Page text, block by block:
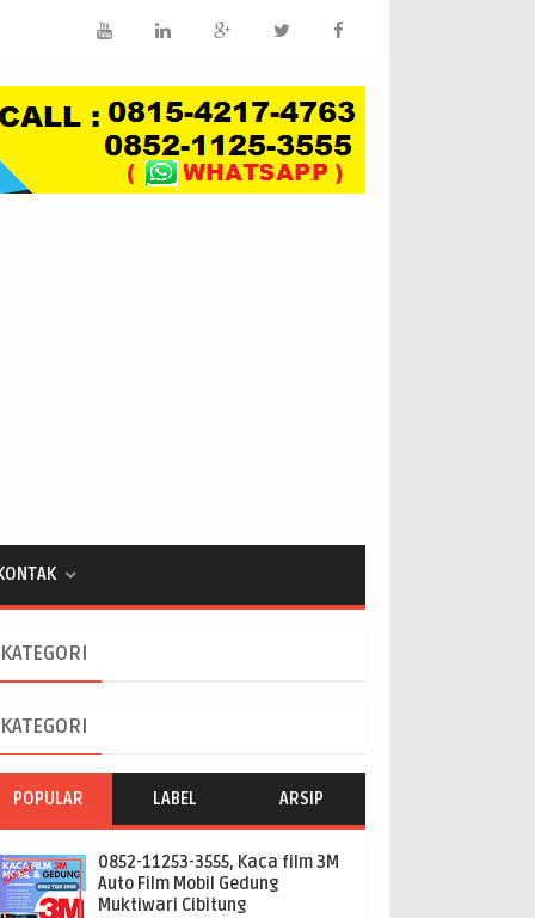
KATEGORI
KATEGORI
POPULAR LABEL ARSIP
0852-11253-3555, Kaca film 3M
Auto Film Mobil Gedung
Muktiwari Cibitung